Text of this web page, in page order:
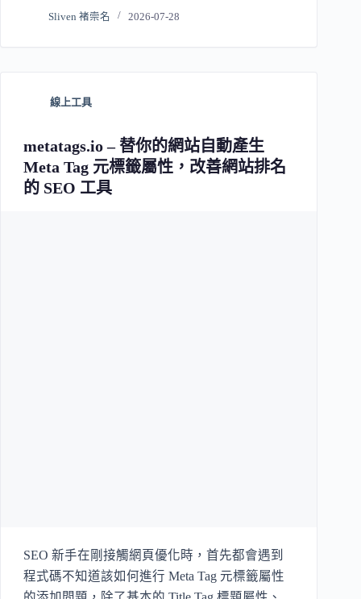
Sliven 褚崇名 2026-07-28
線上工具
metatags.io – 替你的網站自動產生
Meta Tag 元標籤屬性，改善網站排名
的 SEO 工具
SEO 新手在剛接觸網頁優化時，首先都會遇到
程式碼不知道該如何進行 Meta Tag 元標籤屬性